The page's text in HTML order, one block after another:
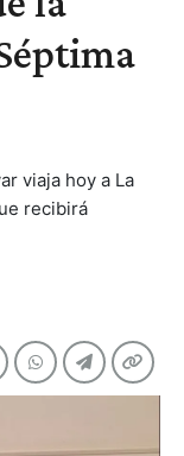
viaja hoy a La
recibirá